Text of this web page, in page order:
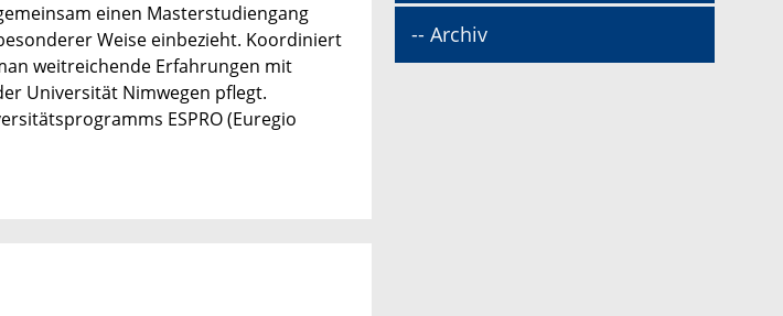
einen Masterstudiengang
Weise einbezieht. Koordiniert
weitreichende Erfahrungen mit
Universität Nimwegen pflegt.
ESPRO (Euregio
-- Archiv